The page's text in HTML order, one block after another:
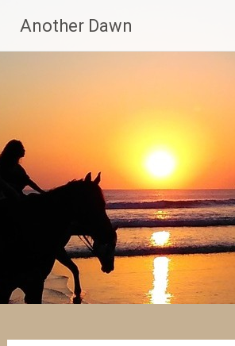
content
Another Dawn